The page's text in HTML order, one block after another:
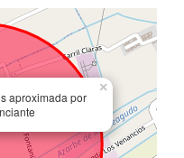
aproximada por
×